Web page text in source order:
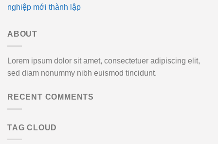
nghiệp mới thành lập
ABOUT
Lorem ipsum dolor sit amet, consectetuer adipiscing elit,
sed diam nonummy nibh euismod tincidunt.
RECENT COMMENTS
TAG CLOUD